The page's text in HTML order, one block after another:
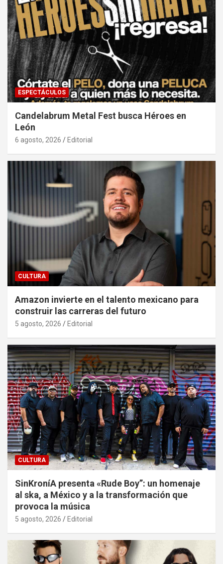
ESPECTÁCULOS
Candelabrum Metal Fest busca Héroes en
León
6 agosto, 2026 Editorial
CULTURA
Amazon invierte en el talento mexicano para
construir las carreras del futuro
5 agosto, 2026 Editorial
CULTURA
SinKroníA presenta «Rude Boy”: un homenaje
al ska, a México y a la transformación que
provoca la música
5 agosto, 2026 Editorial